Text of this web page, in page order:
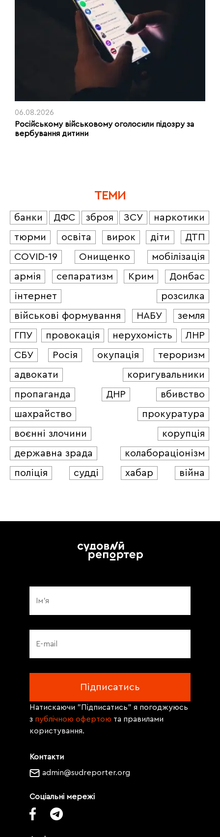
06.08.2026
Російському військовому оголосили підозру за
вербування дитини
ТЕМИ
банки ДФС зброя ЗСУ
наркотики
тюрми
освіта вирок діти
ДТП
COVID-19
Онищенко
мобілізація
армія
сепаратизм Крим
Донбас
інтернет
розсилка
військові формування
НАБУ
земля
ГПУ
провокація нерухомість
ЛНР
СБУ
Росія окупація
тероризм
адвокати
коригувальники
пропаганда
ДНР
вбивство
шахрайство
прокуратура
воєнні злочини
корупція
державна зрада
колабораціонізм
поліція
судді хабар війна
Контакти
admin@sudreporter.org
Соціальні мережі
Натискаючи "Підписатись" я погоджуюсь
з публічною офертою та правилами
користування.